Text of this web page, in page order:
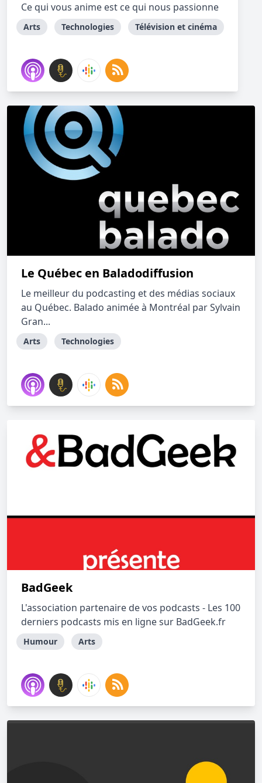
Ce qui vous anime est ce qui nous passionne
Arts Technologies Télévision et cinéma
Le Québec en Baladodiffusion
Le meilleur du podcasting et des médias sociaux
au Québec. Balado animée à Montréal par Sylvain
Gran...
Arts Technologies
BadGeek
L'association partenaire de vos podcasts - Les 100
derniers podcasts mis en ligne sur BadGeek.fr
Humour Arts